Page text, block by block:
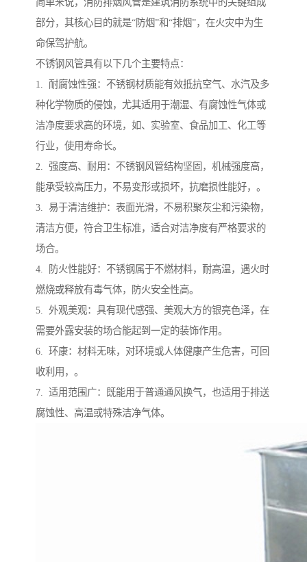
简单来说，消防排烟风管是建筑消防系统中的关键组成
部分，其核心目的就是“防烟”和“排烟”，在火灾中为生
命保驾护航。
不锈钢风管具有以下几个主要特点：
1. 耐腐蚀性强：不锈钢材质能有效抵抗空气、水汽及多
种化学物质的侵蚀，尤其适用于潮湿、有腐蚀性气体或
洁净度要求高的环境，如、实验室、食品加工、化工等
行业，使用寿命长。
2. 强度高、耐用：不锈钢风管结构坚固，机械强度高，
能承受较高压力，不易变形或损坏，抗磨损性能好，。
3. 易于清洁维护：表面光滑，不易积聚灰尘和污染物，
清洁方便，符合卫生标准，适合对洁净度有严格要求的
场合。
4. 防火性能好：不锈钢属于不燃材料，耐高温，遇火时
燃烧或释放有毒气体，防火安全性高。
5. 外观美观：具有现代感强、美观大方的银亮色泽，在
需要外露安装的场合能起到一定的装饰作用。
6. 环康：材料无味，对环境或人体健康产生危害，可回
收利用，。
7. 适用范围广：既能用于普通通风换气，也适用于排送
腐蚀性、高温或特殊洁净气体。